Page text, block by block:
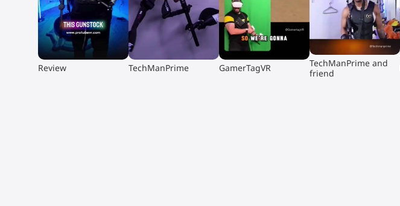
▶
Review ▶
TechManPrime ▶
GamerTagVR ▶
TechManPrime and
friend